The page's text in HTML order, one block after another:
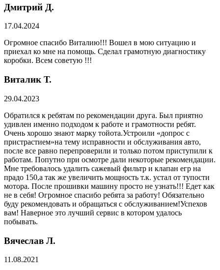
Дмитрий Д.
17.04.2024
Огромное спасибо Виталию!!! Вошел в мою ситуацию и
приехал ко мне на помощь. Сделал грамотную диагностику
коробки. Всем советую !!!
Виталик Т.
29.04.2023
Обратился к ребятам по рекомендации друга. Был приятно
удивлен именно подходом к работе и грамотности ребят.
Очень хорошо знают марку тойота.Устроили «допрос с
пристрастием»на тему исправности и обслуживания авто,
после все равно перепроверили и только потом приступили к
работам. Попутно при осмотре дали некоторые рекомендации.
Мне требовалось удалить сажевый фильтр и клапан егр на
прадо 150,а так же увеличить мощность т.к. устал от тупости
мотора. После прошивки машину просто не узнать!!! Едет как
не в себя! Огромное спасибо ребята за работу! Обязательно
буду рекомендовать и обращаться с обслуживанием!Успехов
вам! Наверное это лучший сервис в котором удалось
побывать.
Вячеслав Л.
11.08.2021